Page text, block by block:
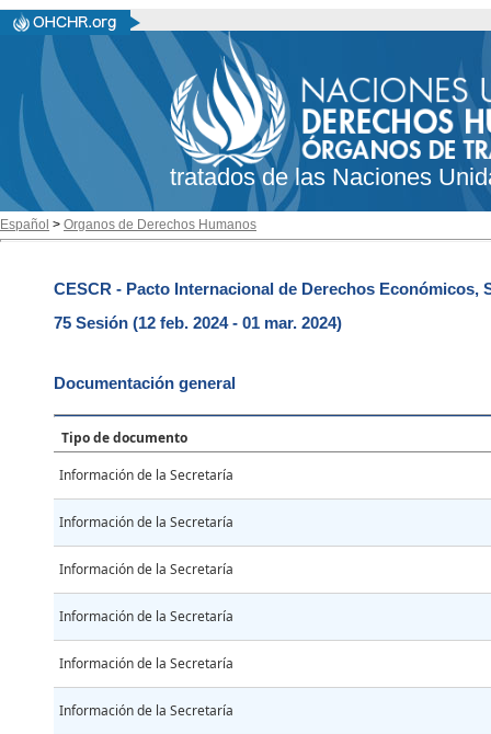
tratados de las Naciones
Español > Organos de Derechos Humanos
CESCR - Pacto Internacional de Derechos Económicos,
75 Sesión (12 feb. 2024 - 01 mar. 2024)
Documentación general
Tipo de documento
Información de la Secretaría
Información de la Secretaría
Información de la Secretaría
Información de la Secretaría
Información de la Secretaría
Información de la Secretaría